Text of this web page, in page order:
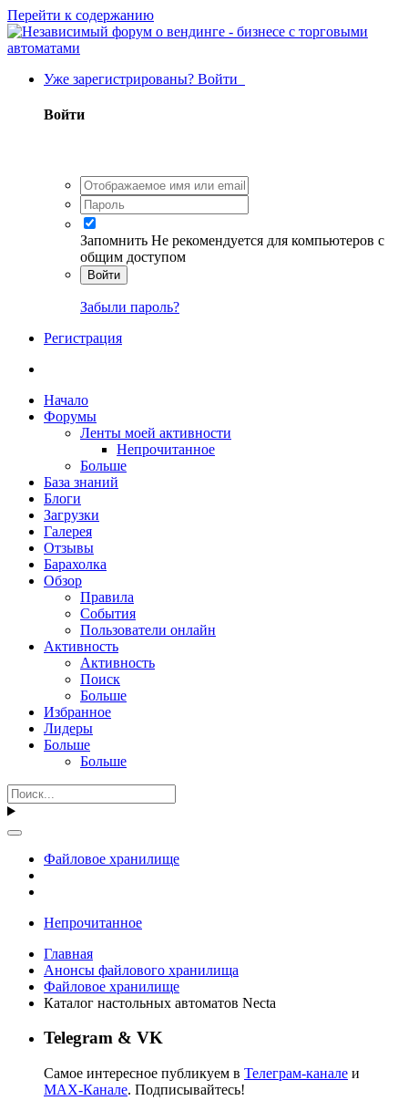
Перейти к содержанию
Уже зарегистрированы? Войти
Войти
Запомнить Не рекомендуется для компьютеров с
общим доступом
Войти
Забыли пароль?
Регистрация
Начало
Форумы
Ленты моей активности
Непрочитанное
Больше
База знаний
Блоги
Загрузки
Галерея
Отзывы
Барахолка
Обзор
Правила
События
Пользователи онлайн
Активность
Активность
Поиск
Больше
Избранное
Лидеры
Больше
Больше
Файловое хранилище
Непрочитанное
Главная
Анонсы файлового хранилища
Файловое хранилище
Каталог настольных автоматов Necta
Telegram & VK
Самое интересное публикуем в Телеграм-канале и
MAX-Канале. Подписывайтесь!